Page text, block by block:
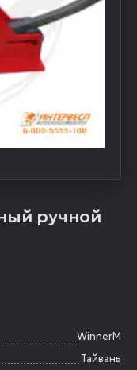
ручной
WinnerM
Тайвань